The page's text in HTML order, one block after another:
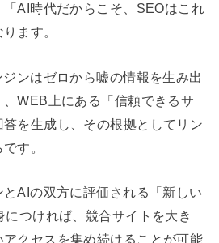
「AI時代だからこそ、SEOはこれ
ます。
ンはゼロから嘘の情報を生み出
、WEB上にある「信頼できるサ
を生成し、その根拠としてリン
す。
AIの双方に評価される「新しい
つければ、競合サイトを大き
アクセスを集め続けることが可能